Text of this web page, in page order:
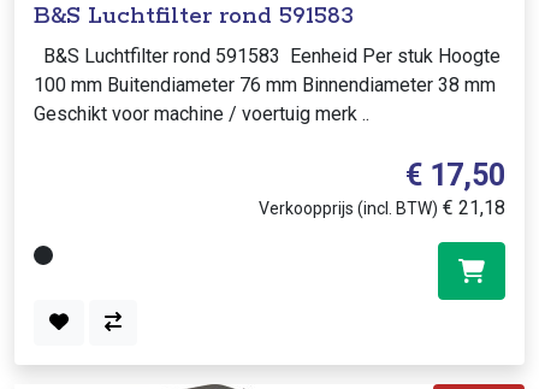
B&S Luchtfilter rond 591583
B&S Luchtfilter rond 591583 Eenheid Per stuk Hoogte
100 mm Buitendiameter 76 mm Binnendiameter 38 mm
Geschikt voor machine / voertuig merk ..
€ 17,50
Verkoopprijs (incl. BTW) € 21,18